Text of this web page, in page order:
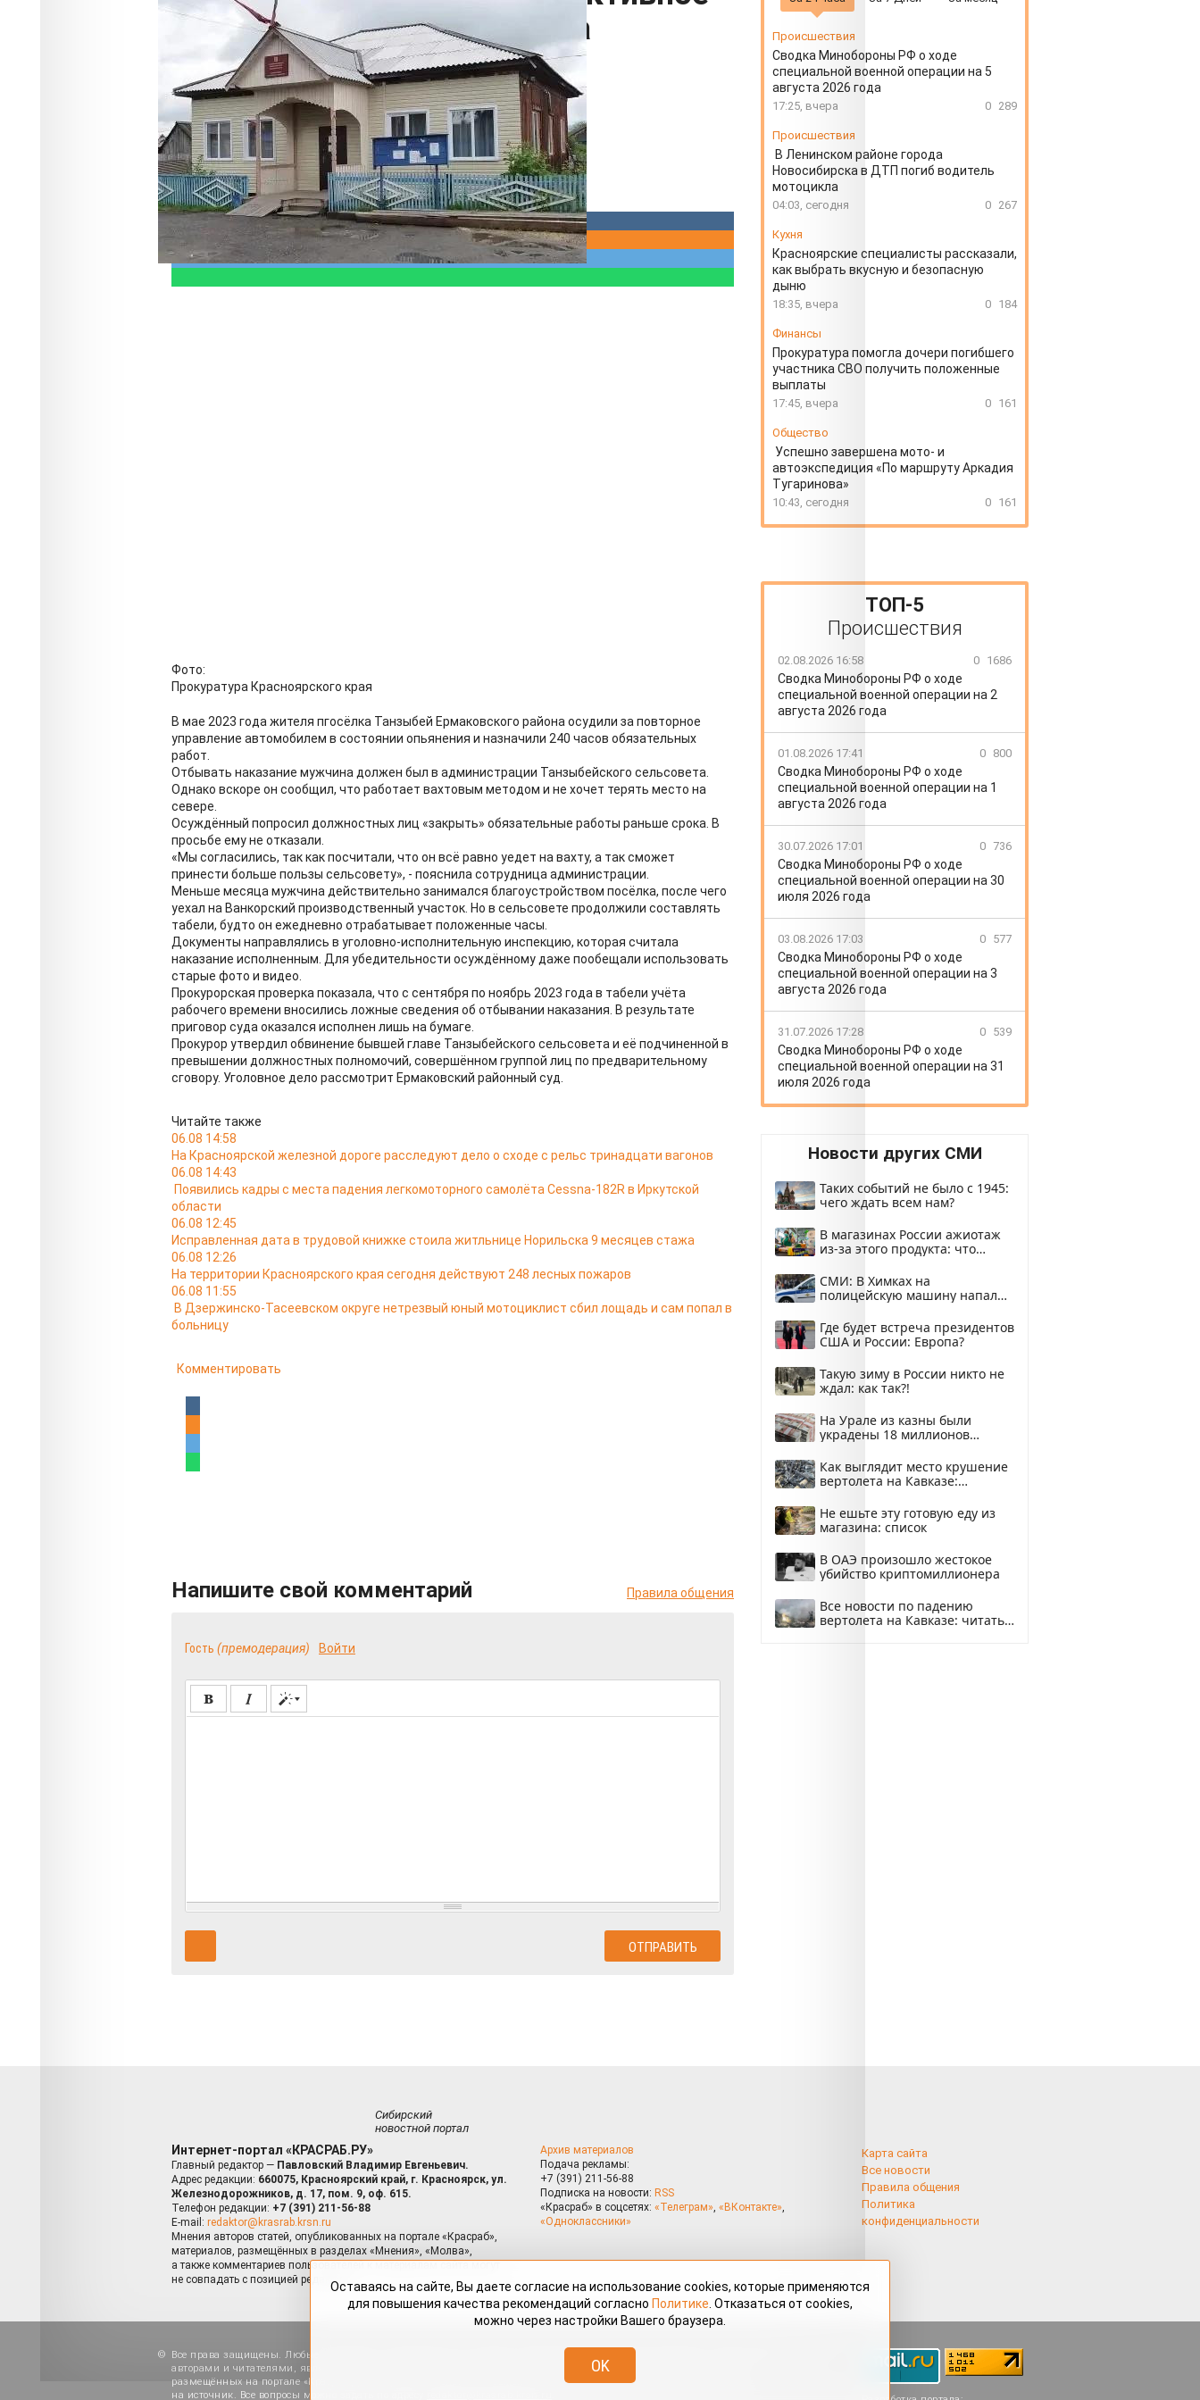
исполнение приговора суда
Происшествия
15.06.2026 16:15306
Фото:
Прокуратура Красноярского края
В мае 2023 года жителя пгосёлка Танзыбей Ермаковского района осудили за повторное
управление автомобилем в состоянии опьянения и назначили 240 часов обязательных
работ.
Отбывать наказание мужчина должен был в администрации Танзыбейского сельсовета.
Однако вскоре он сообщил, что работает вахтовым методом и не хочет терять место на
севере.
Осуждённый попросил должностных лиц «закрыть» обязательные работы раньше срока. В
просьбе ему не отказали.
«Мы согласились, так как посчитали, что он всё равно уедет на вахту, а так сможет
принести больше пользы сельсовету», - пояснила сотрудница администрации.
Меньше месяца мужчина действительно занимался благоустройством посёлка, после чего
уехал на Ванкорский производственный участок. Но в сельсовете продолжили составлять
табели, будто он ежедневно отрабатывает положенные часы.
Документы направлялись в уголовно-исполнительную инспекцию, которая считала
наказание исполненным. Для убедительности осуждённому даже пообещали использовать
старые фото и видео.
Прокурорская проверка показала, что с сентября по ноябрь 2023 года в табели учёта
рабочего времени вносились ложные сведения об отбывании наказания. В результате
приговор суда оказался исполнен лишь на бумаге.
Прокурор утвердил обвинение бывшей главе Танзыбейского сельсовета и её подчиненной в
превышении должностных полномочий, совершённом группой лиц по предварительному
сговору. Уголовное дело рассмотрит Ермаковский районный суд.
Читайте также
06.08 14:58
На Красноярской железной дороге расследуют дело о сходе с рельс тринадцати вагонов
06.08 14:43
Появились кадры с места падения легкомоторного самолёта Cessna-182R в Иркутской
области
06.08 12:45
Исправленная дата в трудовой книжке стоила житльнице Норильска 9 месяцев стажа
06.08 12:26
На территории Красноярского края сегодня действуют 248 лесных пожаров
06.08 11:55
В Дзержинско-Тасеевском округе нетрезвый юный мотоциклист сбил лощадь и сам попал в
больницу
Комментировать
Напишите свой комментарий Правила общения
Гость (премодерация) Войти
Происшествия
Сводка Минобороны РФ о ходе
специальной военной операции на 5
августа 2026 года
17:25, вчера 0 289
Происшествия
В Ленинском районе города
Новосибирска в ДТП погиб водитель
мотоцикла
04:03, сегодня 0 267
Кухня
Красноярские специалисты рассказали,
как выбрать вкусную и безопасную
дыню
18:35, вчера 0 184
Финансы
Прокуратура помогла дочери погибшего
участника СВО получить положенные
выплаты
17:45, вчера 0 161
Общество
Успешно завершена мото- и
автоэкспедиция «По маршруту Аркадия
Тугаринова»
10:43, сегодня 0 161
ТОП-5
Происшествия
02.08.2026 16:58 0 1686
Сводка Минобороны РФ о ходе
специальной военной операции на 2
августа 2026 года
01.08.2026 17:41 0 800
Сводка Минобороны РФ о ходе
специальной военной операции на 1
августа 2026 года
30.07.2026 17:01 0 736
Сводка Минобороны РФ о ходе
специальной военной операции на 30
июля 2026 года
03.08.2026 17:03 0 577
Сводка Минобороны РФ о ходе
специальной военной операции на 3
августа 2026 года
31.07.2026 17:28 0 539
Сводка Минобороны РФ о ходе
специальной военной операции на 31
июля 2026 года
Новости других СМИ
Таких событий не было с 1945:
чего ждать всем нам?
В магазинах России ажиотаж
из-за этого продукта: что
СМИ: В Химках на
полицейскую машину напали
Где будет встреча президентов
США и России: Европа?
Такую зиму в России никто не
ждал: как так?!
На Урале из казны были
украдены 18 миллионов
Как выглядит место крушение
вертолета на Кавказе:
Не ешьте эту готовую еду из
магазина: список
В ОАЭ произошло жестокое
убийство криптомиллионера
Все новости по падению
вертолета на Кавказе: читать
Сибирский
новостной портал
Интернет-портал «КРАСРАБ.РУ»
Главный редактор — Павловский Владимир Евгеньевич.
Адрес редакции: 660075, Красноярский край, г. Красноярск, ул.
Железнодорожников, д. 17, пом. 9, оф. 615.
Телефон редакции: +7 (391) 211-56-88
E-mail: redaktor@krasrab.krsn.ru
Мнения авторов статей, опубликованных на портале «Красраб»,
материалов, размещённых в разделах «Мнения», «Молва»,
а также комментариев пользователей к материалам сайта могут
не совпадать с позицией редакции.
Архив материалов
Подача рекламы:
+7 (391) 211-56-88
Подписка на новости: RSS
«Красраб» в соцсетях: «Телеграм», «ВКонтакте»,
«Одноклассники»
Карта сайта
Все новости
Правила общения
Политика
конфиденциальности
Все права защищены. Любые материалы, размещённые на портале «Красраб.ру» сотрудниками редакции, нештатными
авторами и читателями, являются объектами авторского права. Полное или частичное использование материалов,
размещённых на портале «Красраб.ру», допускается только с письменного согласия редакции с указанием ссылки
на источник. Все вопросы можно задать по адресу
Оставаясь на сайте, Вы даете согласие на использование cookies, которые применяются
для повышения качества рекомендаций согласно Политике . Отказаться от cookies,
можно через настройки Вашего браузера.
OK